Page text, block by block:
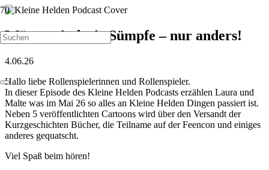
Wüsten sind wie Sümpfe – nur anders!
4.06.26
Hallo liebe Rollenspielerinnen und Rollenspieler.
In dieser Episode des Kleine Helden Podcasts erzählen Laura und
Malte was im Mai 26 so alles an Kleine Helden Dingen passiert ist.
Neben 5 veröffentlichten Cartoons wird über den Versandt der
Kurzgeschichten Bücher, die Teilname auf der Feencon und einiges
anderes gequatscht.
Viel Spaß beim hören!